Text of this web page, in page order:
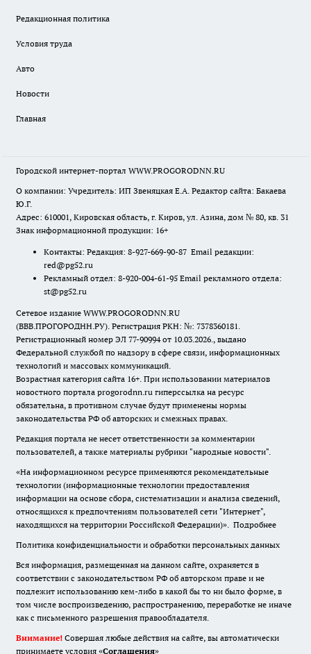
Редакционная политика
Условия труда
Авто
Новости
Главная
Городской интернет-портал WWW.PROGORODNN.RU
О компании: Учредитель: ИП Звеняцкая Е.А. Редактор сайта: Бакаева
Ю.Г.
Адрес: 610001, Кировская область, г. Киров, ул. Азина, дом № 80, кв. 31
Знак информационной продукции: 16+
Контакты: Редакция: 8-927-669-90-87 Email редакции:
red@pg52.ru
Рекламный отдел: 8-920-004-61-95 Email рекламного отдела:
st@pg52.ru
Сетевое издание WWW.PROGORODNN.RU
(ВВВ.ПРОГОРОДНН.РУ). Регистрация РКН: №: 7378360181.
Регистрационный номер ЭЛ 77-90994 от 10.03.2026., выдано
Федеральной службой по надзору в сфере связи, информационных
технологий и массовых коммуникаций.
Возрастная категория сайта 16+. При использовании материалов
новостного портала progorodnn.ru гиперссылка на ресурс
обязательна, в противном случае будут применены нормы
законодательства РФ об авторских и смежных правах.
Редакция портала не несет ответственности за комментарии
пользователей, а также материалы рубрики "народные новости".
«На информационном ресурсе применяются рекомендательные
технологии (информационные технологии предоставления
информации на основе сбора, систематизации и анализа сведений,
относящихся к предпочтениям пользователей сети "Интернет",
находящихся на территории Российской Федерации)». Подробнее
Политика конфиденциальности и обработки персональных данных
Вся информация, размещенная на данном сайте, охраняется в
соответствии с законодательством РФ об авторском праве и не
подлежит использованию кем-либо в какой бы то ни было форме, в
том числе воспроизведению, распространению, переработке не иначе
как с письменного разрешения правообладателя.
Внимание! Совершая любые действия на сайте, вы автоматически
принимаете условия «Cоглашения»